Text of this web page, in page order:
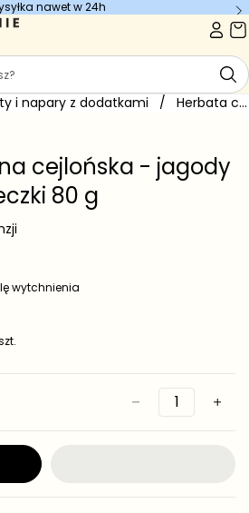
nawet w 24h
i napary z dodatkami / Herbata czarna cejlońska - jagody...
cejlońska - jagody
80 g
wytchnienia